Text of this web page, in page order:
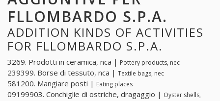
FLLOMBARDO S.P.A.
ADDITION KINDS OF ACTIVITIES
FOR FLLOMBARDO S.P.A.
3269. Prodotti in ceramica, nca | Pottery products, nec
239399. Borse di tessuto, nca | Textile bags, nec
581200. Mangiare posti | Eating places
09199903. Conchiglie di ostriche, dragaggio | Oyster shells,